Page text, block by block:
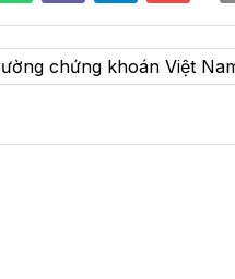
chứng khoán Việt